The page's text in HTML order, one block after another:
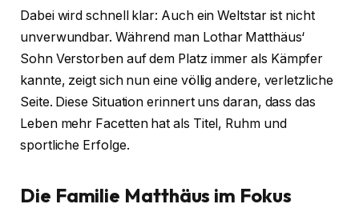
Dabei wird schnell klar: Auch ein Weltstar ist nicht
unverwundbar. Während man Lothar Matthäus‘
Sohn Verstorben auf dem Platz immer als Kämpfer
kannte, zeigt sich nun eine völlig andere, verletzliche
Seite. Diese Situation erinnert uns daran, dass das
Leben mehr Facetten hat als Titel, Ruhm und
sportliche Erfolge.
Die Familie Matthäus im Fokus